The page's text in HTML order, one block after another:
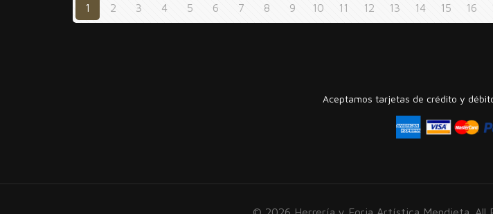
1 2 3 4 5 6 7 8 9 10 11 12 13 14 15 16
Aceptamos tarjetas de crédito y